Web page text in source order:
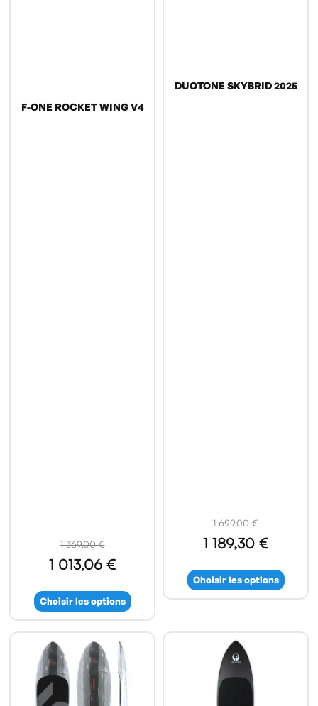
F-ONE ROCKET WING V4
1 369,00 €
1 013,06 €
Choisir les options
DUOTONE SKYBRID 2025
1 699,00 €
1 189,30 €
Choisir les options